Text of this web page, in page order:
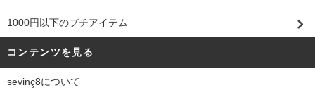
1000円以下のプチアイテム
コンテンツを見る
sevinç8について